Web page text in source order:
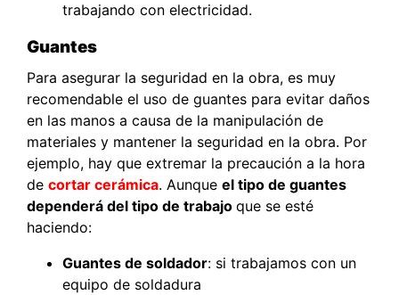
trabajando con electricidad.
Guantes
Para asegurar la seguridad en la obra, es muy
recomendable el uso de guantes para evitar daños
en las manos a causa de la manipulación de
materiales y mantener la seguridad en la obra. Por
ejemplo, hay que extremar la precaución a la hora
de cortar cerámica. Aunque el tipo de guantes
dependerá del tipo de trabajo que se esté
haciendo:
Guantes de soldador: si trabajamos con un
equipo de soldadura